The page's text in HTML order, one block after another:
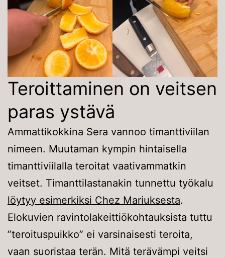
Teroittaminen on veitsen
paras ystävä
Ammattikokkina Sera vannoo timanttiviilan
nimeen. Muutaman kympin hintaisella
timanttiviilalla teroitat vaativammatkin
veitset. Timanttilastanakin tunnettu työkalu
löytyy esimerkiksi Chez Mariuksesta.
Elokuvien ravintolakeittiökohtauksista tuttu
”teroituspuikko” ei varsinaisesti teroita,
vaan suoristaa terän. Mitä terävämpi veitsi